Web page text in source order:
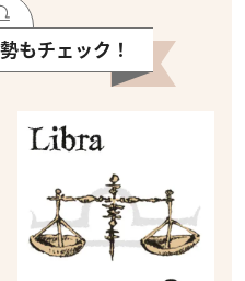
もチェック！